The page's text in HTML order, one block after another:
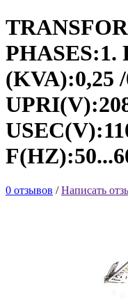
PHASES:1.
(KVA):0,25 /
0 отзывов /Написать